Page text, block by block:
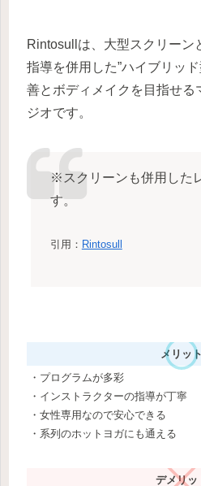
Rintosullは、大型スクリーン
指導を併用した”ハイブリッ
善とボディメイクを目指せる
ジオです。
※スクリーンも併用した
す。
引用： Rintosull
メリット
・プログラムが多彩
・インストラクターの指導が丁寧
・女性専用なので安心できる
・系列のホットヨガにも通える
デメリッ